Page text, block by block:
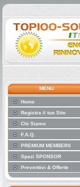
MENU
Home
Registra il tuo Sito
Chi Siamo
F.A.Q.
PREMIUM MEMBERS
Spazi SPONSOR
Preventivi & Offerte